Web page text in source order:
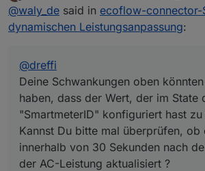
Logauszug, Mit der Einstellung
Debug: true
komm ich da nicht weiter.
haben, dass der Wert, der im
"SmartmeterID" konfiguriert hast
Du bitte mal überprüfen, ob er
Offline
@waly_de said in ecoflow-connector-
dynamischen Leistungsanpassung:
@dreffi
Deine Schwankungen oben
haben, dass der Wert, der im State
"SmartmeterID" konfiguriert hast zu
Kannst Du bitte mal überprüfen, ob
innerhalb von 30 Sekunden nach
der AC-Leistung aktualisiert ?